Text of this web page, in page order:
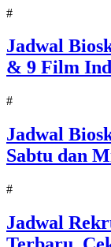
#
Jadwal
& 9 Film
#
Jadwal
Sabtu dan
#
Jadwal